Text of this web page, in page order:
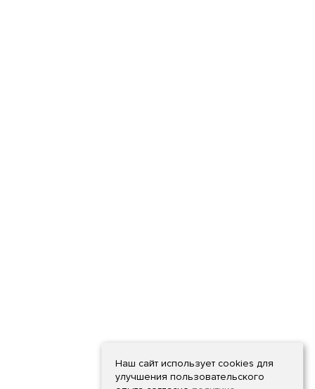
Наш сайт использует cookies для
улучшения пользовательского